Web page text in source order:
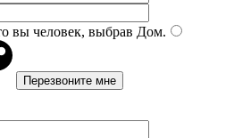
вы человек, выбрав Дом.